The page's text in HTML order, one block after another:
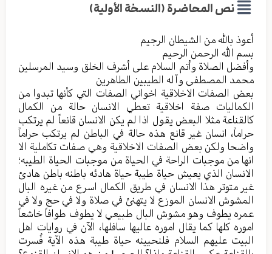
نص المحاضرة (النسخة الأولية)
أعوذ بالله من الشیطان الرجیم
بسم الله الرحمن الرحیم
وأفضل الصلاة وأتم السلام علی أشرف الخلق وسید المرسلین
محمد المصطفی وآله الطیبین الطاهرین
بعض الصفات الاخلاقية اخواني الصفات التي کأنها تبدوا من
الکمالیات صفة اخلاقیة تعطي الانسان حالة من الکمال
کالقناعة مثلا البعض یقول اذا لم یکن الانسان قانعاً لم یرتکب
حراماً، انسان غیر قانع هذه حالة في الباطن لم یرتکب حراماً
واضحا ولکن بعض الصفات الاخلاقیة وهي صفات تکاملیة الا
انها من موجبات الراحة في الحیاة من موجبات الحیاة الطیبه؛
الانسان الذي یعیش حیاة طیبة حیاة هادئه باطنه باطن هادئ
غیر متوتر هذا الانسان في طریق الکمال اسرع من غیره البال
المشوش الانسان الموزع لا یتهنئ في صلاة ولا في حج ولا في
عمره یطوف وهو مشوش البال طبیعي لا یطوف طوافاً خاشعاً
اموره کلها کما یقال اموره عالیها سافلها، الآن في روایات اهل
البیت علیهم السلام فلنحیینه حیاة طیبة هذه الآیة فُسرت